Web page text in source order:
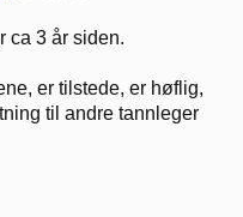
ca 3 år siden.
er tilstede, er høflig,
til andre tannleger